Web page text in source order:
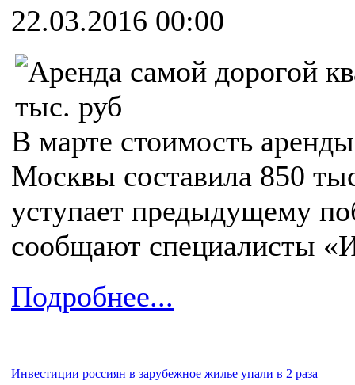
22.03.2016 00:00
В марте стоимость
Москвы составила 850
уступает предыдущему
сообщают специалисты
Подробнее...
Инвестиции россиян в зарубежное жилье упали в 2 раза